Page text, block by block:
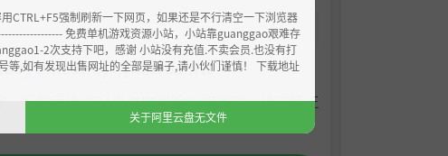
jx/jk2wdsmw
下载后请于24小时内删除！如喜欢，请支持正
CTRL+F5强制刷新一下网页，如果还是不行清空一下浏览器
免费单机游戏资源小站，小站靠guanggao艰难存
2次支持下吧，感谢 小站没有充值.不卖会员.也没有打
等,如有发现出售网址的全部是骗子,请小伙们谨慎！ 下载地址
关于阿里云盘无文件